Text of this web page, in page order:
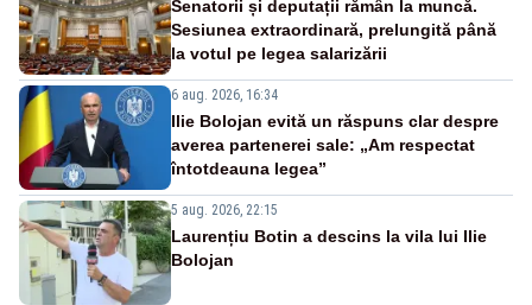
Senatorii și deputații rămân la muncă.
Sesiunea extraordinară, prelungită până
la votul pe legea salarizării
6 aug. 2026, 16:34
Ilie Bolojan evită un răspuns clar despre
averea partenerei sale: „Am respectat
întotdeauna legea”
5 aug. 2026, 22:15
Laurențiu Botin a descins la vila lui Ilie
Bolojan